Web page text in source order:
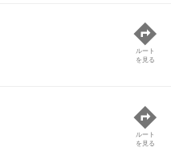
ルート
を見る
ルート
を見る